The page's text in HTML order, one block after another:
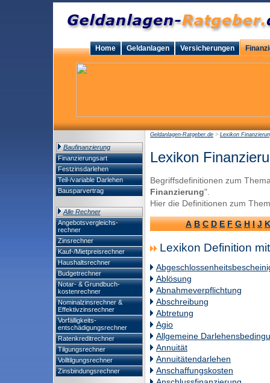
Home Geldanlagen Versicherungen
Baufinanzierung
Finanzierungsart
Festzinsdarlehen
Teil-/variable Darlehen
Bausparvertrag
Alle Rechner
Angebotsvergleichs-
rechner
Zinsrechner
Kauf-/Mietpreisrechner
Haushaltsrechner
Budgetrechner
Notar- & Grundbuch-
kostenrechner
Nominalzinsrechner &
Effektivzinsrechner
Vorfälligkeits-
entschädigungsrechner
Ratenkreditrechner
Tilgungsrechner
Volltilgungsrechner
Zinsbindungsrechner
Geldanlagen-Ratgeber.de > Lexikon
Lexikon
Begriffsdefinitionen zum
Finanzierung".
Hier die Definitionen zum
A B C D E F G H I J K
Lexikon Definition
Ablösung
Abnahmeverpflichtung
Abschreibung
Abtretung
Agio
Allgemeine
Annuität
Annuitätendarlehen
Anschaffungskosten